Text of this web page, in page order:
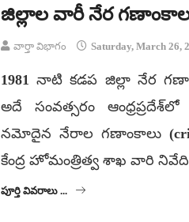
జిల్లాల వారీ నేర
వార్తా విభాగం Saturday, March 26,
1981 నాటి కడప జిల్లా నేర
అదే సంవత్సరం
నమోదైన నేరాల గణాంకాలు
కేంద్ర హోమంత్రిత్వ శాఖ వారి
పూర్తి వివరాలు ...